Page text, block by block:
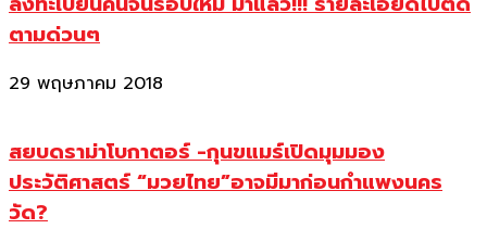
ตามด่วนๆ
29 พฤษภาคม 2018
สยบดราม่าโบกาตอร์ -กุนขแมร์เปิดมุมมอง
ประวัติศาสตร์ “มวยไทย”อาจมีมาก่อนกำแพงนคร
วัด?